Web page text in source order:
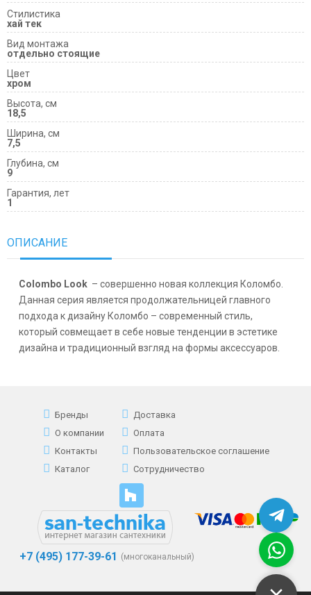
Cтилистика
хай тек
Вид монтажа
отдельно стоящие
Цвет
хром
Высота, см
18,5
Ширина, см
7,5
Глубина, см
9
Гарантия, лет
1
ОПИСАНИЕ
Colombo Look – совершенно новая коллекция Коломбо.
Данная серия является продолжательницей главного
подхода к дизайну Коломбо – современный стиль,
который совмещает в себе новые тенденции в эстетике
дизайна и традиционный взгляд на формы аксессуаров.
Бренды
О компании
Контакты
Каталог
Доставка
Оплата
Пользовательское соглашение
Сотрудничество
+7 (495) 177-39-61 (многоканальный)